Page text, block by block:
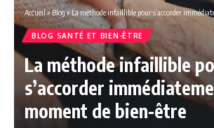
Accueil»Blog» La méthode infaillible pour s’accorder
BLOG SANTÉ ET BIEN-ÊTRE
La méthode infaillible
s’accorder
moment de bien-être